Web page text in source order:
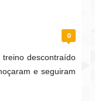
0
descontraído
e seguiram